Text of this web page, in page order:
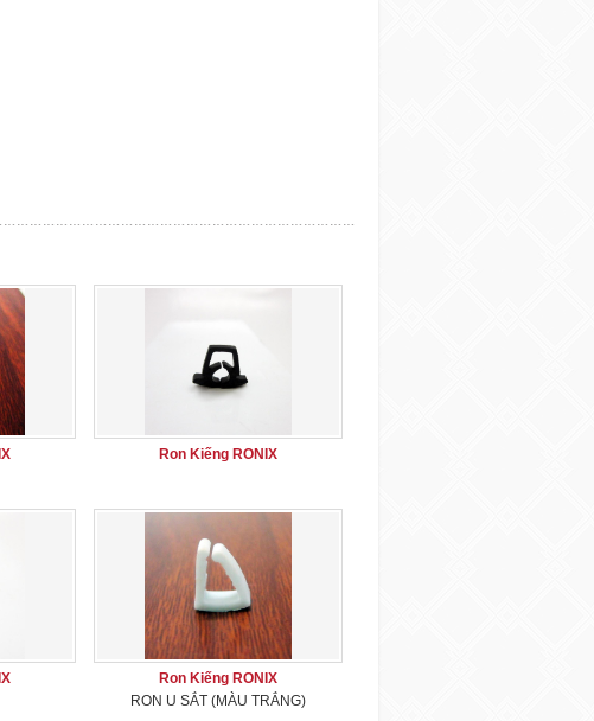
Ron Kiếng RONIX
Ron Kiếng RONIX
RON U SẮT (MÀU TRẮNG)